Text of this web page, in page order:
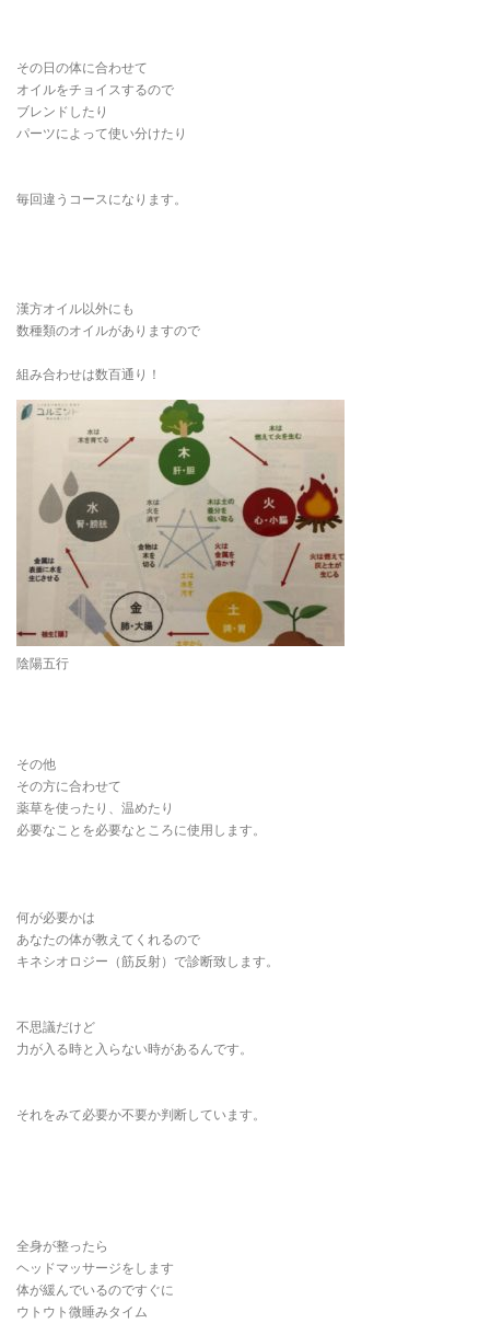
その日の体に合わせて
オイルをチョイスするので
ブレンドしたり
パーツによって使い分けたり
毎回違うコースになります。
漢方オイル以外にも
数種類のオイルがありますので
組み合わせは数百通り！
陰陽五行
その他
その方に合わせて
薬草を使ったり、温めたり
必要なことを必要なところに使用します。
何が必要かは
あなたの体が教えてくれるので
キネシオロジー（筋反射）で診断致します。
不思議だけど
力が入る時と入らない時があるんです。
それをみて必要か不要か判断しています。
全身が整ったら
ヘッドマッサージをします
体が緩んでいるのですぐに
ウトウト微睡みタイム